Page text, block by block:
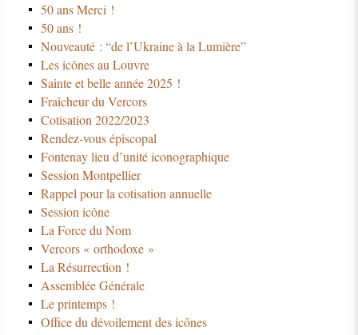
50 ans Merci !
50 ans !
Nouveauté : “de l’Ukraine à la Lumière”
Les icônes au Louvre
Sainte et belle année 2025 !
Fraîcheur du Vercors
Cotisation 2022/2023
Rendez-vous épiscopal
Fontenay lieu d’unité iconographique
Session Montpellier
Rappel pour la cotisation annuelle
Session icône
La Force du Nom
Vercors « orthodoxe »
La Résurrection !
Assemblée Générale
Le printemps !
Office du dévoilement des icônes